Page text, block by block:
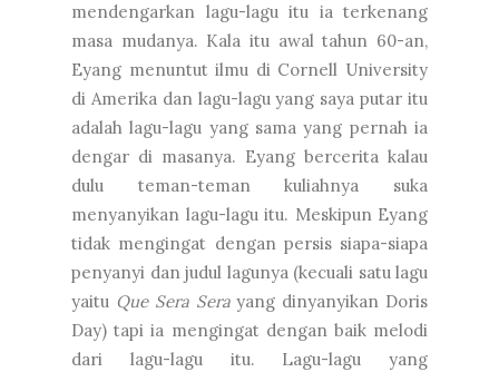
mendengarkan lagu-lagu itu ia terkenang
masa mudanya. Kala itu awal tahun 60-an,
Eyang menuntut ilmu di Cornell University
di Amerika dan lagu-lagu yang saya putar itu
adalah lagu-lagu yang sama yang pernah ia
dengar di masanya. Eyang bercerita kalau
dulu teman-teman kuliahnya suka
menyanyikan lagu-lagu itu. Meskipun Eyang
tidak mengingat dengan persis siapa-siapa
penyanyi dan judul lagunya (kecuali satu lagu
yaitu Que Sera Serayang dinyanyikan Doris
Day) tapi ia mengingat dengan baik melodi
dari lagu-lagu itu. Lagu-lagu yang